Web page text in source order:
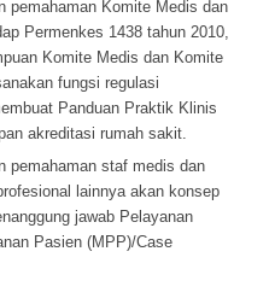
pemahaman Komite Medis dan
Permenkes 1438 tahun 2010,
Komite Medis dan Komite
fungsi regulasi
Panduan Praktik Klinis
akreditasi rumah sakit.
pemahaman staf medis dan
lainnya akan konsep
jawab Pelayanan
Pasien (MPP)/Case